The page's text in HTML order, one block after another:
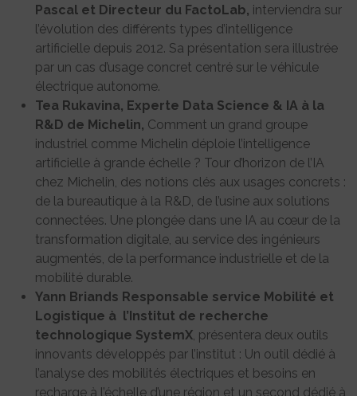
Pascal et Directeur du FactoLab, interviendra sur
l’évolution des différents types d’intelligence
artificielle depuis 2012. Sa présentation sera illustrée
par un cas d’usage concret centré sur le véhicule
électrique autonome.
Tea Rukavina, Experte Data Science & IA à la
R&D de Michelin, Comment un grand groupe
industriel comme Michelin déploie l’intelligence
artificielle à grande échelle ? Tour d’horizon de l’IA
chez Michelin, des notions clés aux usages concrets :
de la bureautique à la R&D, de l’usine aux solutions
connectées. Une plongée dans une IA au cœur de la
transformation digitale, au service des ingénieurs
augmentés, de la performance industrielle et de la
mobilité durable.
Yann Briands Responsable service Mobilité et
Logistique à l’Institut de recherche
technologique SystemX, présentera deux outils
innovants développés par l’institut : Un outil dédié à
l’analyse des mobilités électriques et besoins en
recharge à l’échelle d’une région et un second dédié à